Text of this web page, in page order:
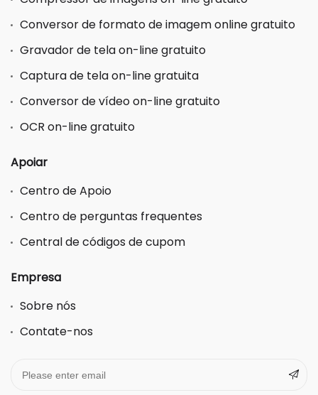
Conversor de formato de imagem online gratuito
Gravador de tela on-line gratuito
Captura de tela on-line gratuita
Conversor de vídeo on-line gratuito
OCR on-line gratuito
Apoiar
Centro de Apoio
Centro de perguntas frequentes
Central de códigos de cupom
Empresa
Sobre nós
Contate-nos